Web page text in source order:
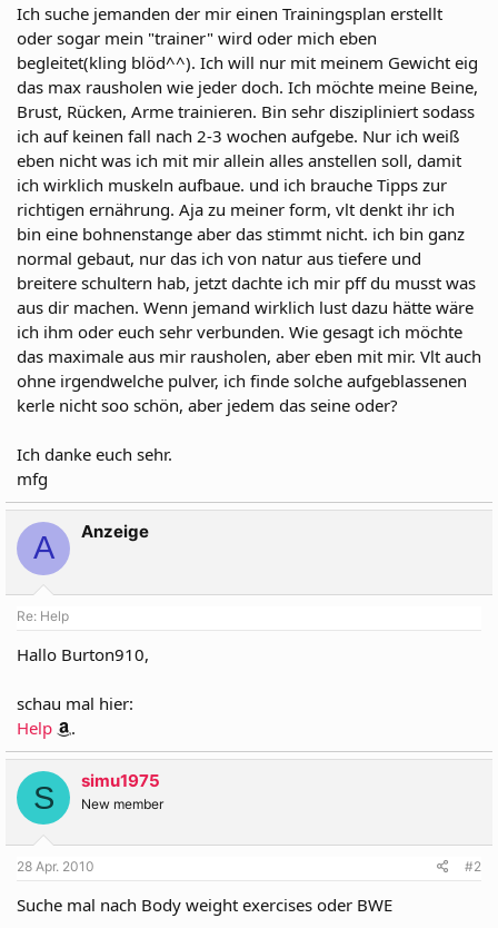
Ich suche jemanden der mir einen Trainingsplan erstellt
oder sogar mein "trainer" wird oder mich eben
begleitet(kling blöd^^). Ich will nur mit meinem Gewicht eig
das max rausholen wie jeder doch. Ich möchte meine Beine,
Brust, Rücken, Arme trainieren. Bin sehr diszipliniert sodass
ich auf keinen fall nach 2-3 wochen aufgebe. Nur ich weiß
eben nicht was ich mit mir allein alles anstellen soll, damit
ich wirklich muskeln aufbaue. und ich brauche Tipps zur
richtigen ernährung. Aja zu meiner form, vlt denkt ihr ich
bin eine bohnenstange aber das stimmt nicht. ich bin ganz
normal gebaut, nur das ich von natur aus tiefere und
breitere schultern hab, jetzt dachte ich mir pff du musst was
aus dir machen. Wenn jemand wirklich lust dazu hätte wäre
ich ihm oder euch sehr verbunden. Wie gesagt ich möchte
das maximale aus mir rausholen, aber eben mit mir. Vlt auch
ohne irgendwelche pulver, ich finde solche aufgeblassenen
kerle nicht soo schön, aber jedem das seine oder?
Ich danke euch sehr.
mfg
A Anzeige
Re: Help
Hallo Burton910,
schau mal hier:
Help
.
S simu1975
New member
28 Apr. 2010 #2
Suche mal nach Body weight exercises oder BWE